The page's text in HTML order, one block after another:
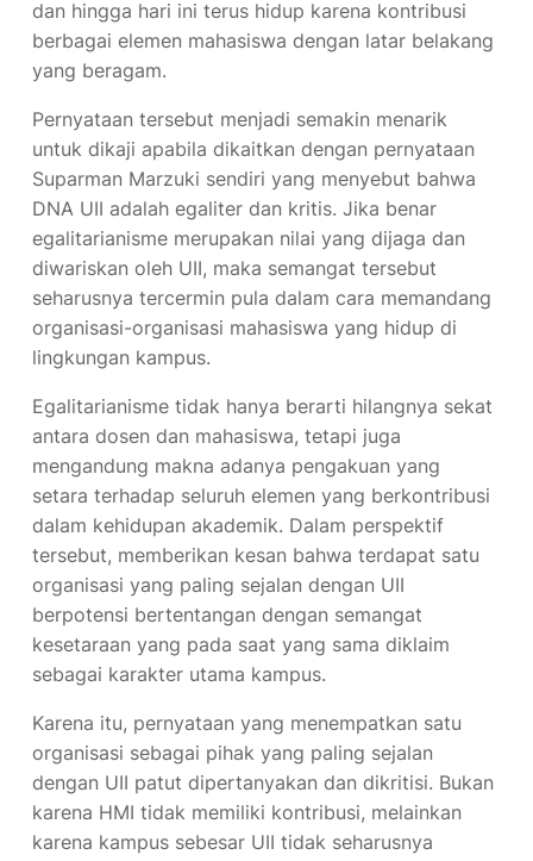
berbagai elemen mahasiswa dengan latar belakang
yang beragam.
untuk dikaji apabila dikaitkan dengan pernyataan
Suparman Marzuki sendiri yang menyebut bahwa
DNA UII adalah egaliter dan kritis. Jika benar
egalitarianisme merupakan nilai yang dijaga dan
diwariskan oleh UII, maka semangat tersebut
seharusnya tercermin pula dalam cara memandang
organisasi-organisasi mahasiswa yang hidup di
lingkungan kampus.
antara dosen dan mahasiswa, tetapi juga
mengandung makna adanya pengakuan yang
setara terhadap seluruh elemen yang berkontribusi
dalam kehidupan akademik. Dalam perspektif
tersebut, memberikan kesan bahwa terdapat satu
organisasi yang paling sejalan dengan UII
berpotensi bertentangan dengan semangat
kesetaraan yang pada saat yang sama diklaim
sebagai karakter utama kampus.
organisasi sebagai pihak yang paling sejalan
dengan UII patut dipertanyakan dan dikritisi. Bukan
karena HMI tidak memiliki kontribusi, melainkan
karena kampus sebesar UII tidak seharusnya
memberi ruang bagi lahirnya kesan bahwa ada